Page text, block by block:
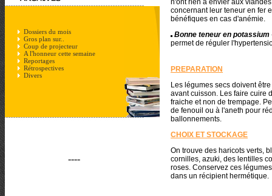
Dossiers du mois
Gros plan sur..
Coup de projecteur
A l'honneur cette semaine
Reportages
Rétrospectives
Divers
----
concernant leur teneur en fer
bénéfiques en cas d'anémie.
Bonne teneur en potassium
permet de réguler
PREPARATION
Les légumes secs doivent
avant cuisson. Les faire cuire
fraiche et non de trempage.
de fenouil ou à l'aneth pour
ballonnements.
CHOIX ET STOCKAGE
On trouve des haricots verts,
cornilles, azuki, des lentilles
roses. Conservez ces
dans un récipient hermétique.